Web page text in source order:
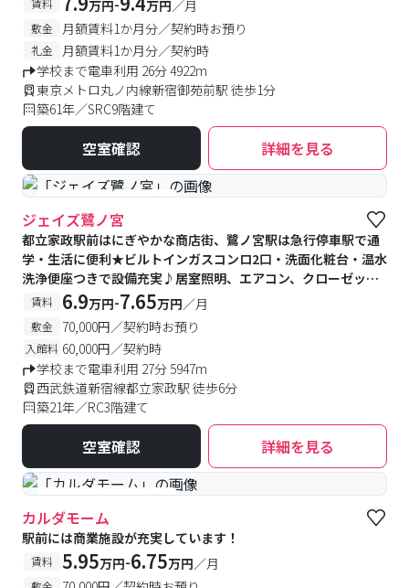
ムつきで収納たっぷり♪
賃料 万円 万円／月
敷金 月額賃料1か月分／契約時お預り
礼金
月額賃料1か月分／契約時
学校まで電車利用 26分 4922m
東京メトロ丸ノ内線新宿御苑前駅 徒歩1分
築61年／SRC9階建て
空室確認 詳細を見る
#予約受付中 #空室待ち
ジェイズ鷺ノ宮
都立家政駅前はにぎやかな商店街、鷺ノ宮駅は急行停車駅で通
学・生活に便利★ビルトインガスコンロ2口・洗面化粧台・温水
洗浄便座つきで設備充実♪居室照明、エアコン、クローゼット
が備え付け♪エントランスに宅配BOX完備♪
賃料 6.9万円-7.65万円／月
敷金 70,000円／契約時お預り
入館料 60,000円／契約時
学校まで電車利用 27分 5947m
西武鉄道新宿線都立家政駅 徒歩6分
築21年／RC3階建て
空室確認 詳細を見る
#予約受付中 #空室待ち
カルダモーム
駅前には商業施設が充実しています！
賃料 5.95万円-6.75万円／月